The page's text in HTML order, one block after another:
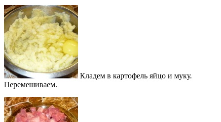
Кладем в картофель яйцо и муку.
Перемешиваем.